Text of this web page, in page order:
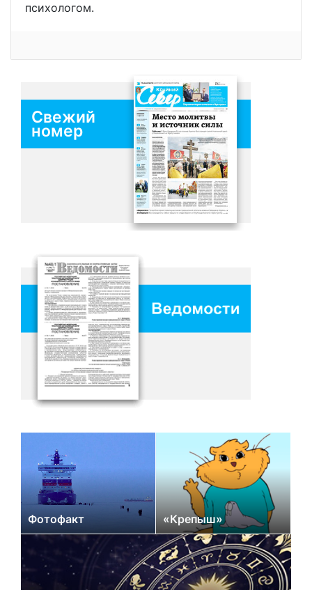
психологом.
Свежий
номер
Фотофакт «Крепыш»